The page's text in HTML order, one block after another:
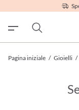
Pagina iniziale / Gioielli /